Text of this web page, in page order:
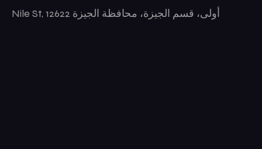
Nile St, أولى، قسم الجيزة، محافظة الجيزة 12622